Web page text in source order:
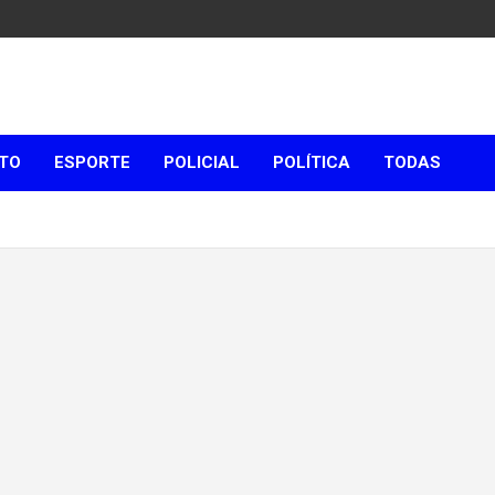
ESPORTE POLICIAL POLÍTICA TODAS